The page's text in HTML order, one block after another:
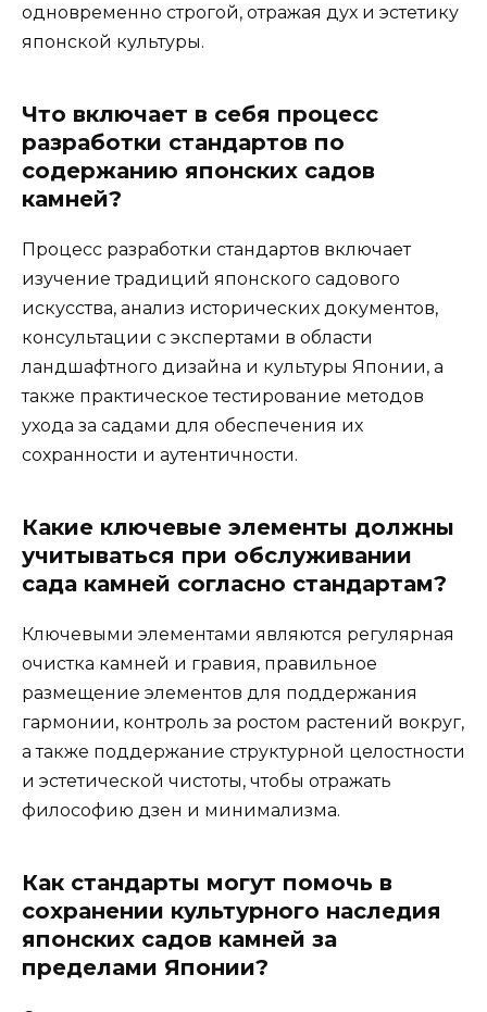
одновременно строгой, отражая дух и эстетику
японской культуры.
Что включает в себя процесс
разработки стандартов по
содержанию японских садов
камней?
Процесс разработки стандартов включает
изучение традиций японского садового
искусства, анализ исторических документов,
консультации с экспертами в области
ландшафтного дизайна и культуры Японии, а
также практическое тестирование методов
ухода за садами для обеспечения их
сохранности и аутентичности.
Какие ключевые элементы должны
учитываться при обслуживании
сада камней согласно стандартам?
Ключевыми элементами являются регулярная
очистка камней и гравия, правильное
размещение элементов для поддержания
гармонии, контроль за ростом растений вокруг,
а также поддержание структурной целостности
и эстетической чистоты, чтобы отражать
философию дзен и минимализма.
Как стандарты могут помочь в
сохранении культурного наследия
японских садов камней за
пределами Японии?